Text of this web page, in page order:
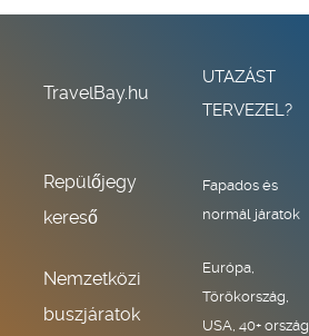
TravelBay.hu
UTAZÁST
TERVEZEL?
Repülőjegy
kereső
Fapados és
normál járatok
Nemzetközi
buszjáratok
Európa,
Törökország,
USA, 40+ ország